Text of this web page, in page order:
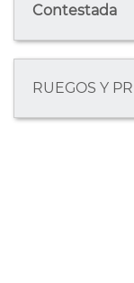
Contestada
RUEGOS Y